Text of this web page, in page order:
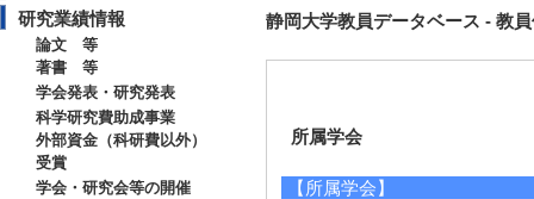
研究業績情報
論文 等
著書 等
学会発表・研究発表
科学研究費助成事業
外部資金（科研費以外）
受賞
学会・研究会等の開催
静岡大学教員データベース - 教
所属学会
【所属学会】